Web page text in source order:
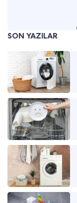
SON YAZILAR